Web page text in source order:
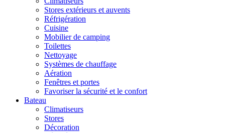
Stores extérieurs et auvents
Réfrigération
Cuisine
Mobilier de camping
Toilettes
Nettoyage
Systèmes de chauffage
Aération
Fenêtres et portes
Favoriser la sécurité et le confort
Bateau
Climatiseurs
Stores
Décoration